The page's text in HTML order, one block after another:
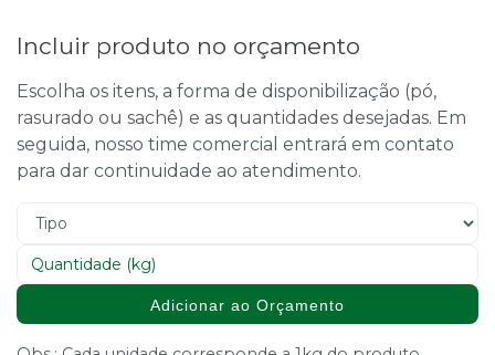
Incluir produto no orçamento
Escolha os itens, a forma de disponibilização (pó,
rasurado ou sachê) e as quantidades desejadas. Em
seguida, nosso time comercial entrará em contato
para dar continuidade ao atendimento.
Adicionar ao Orçamento